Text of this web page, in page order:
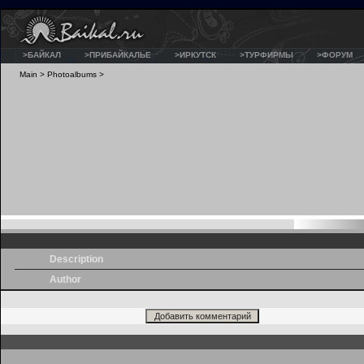
>БАЙКАЛ >ПРИБАЙКАЛЬЕ >ИРКУТСК >ТУРФИРМЫ >ФОРУМ
Main > Photoalbums >
Description
Author